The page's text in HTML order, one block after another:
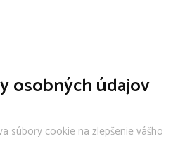
osobných údajov
súbory cookie na zlepšenie vášho